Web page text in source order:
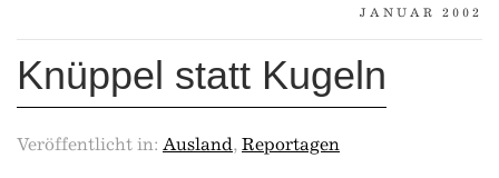
JANUAR 2002
Knüppel statt Kugeln
Veröffentlicht in: Ausland, Reportagen